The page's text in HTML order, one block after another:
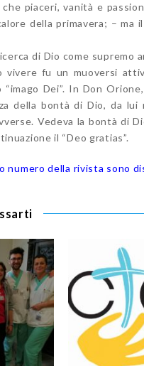
piaceri, vanità e
della primavera; – ma
di Dio come supremo
vivere fu un muoversi
“imago Dei”. In Don
della bontà di Dio, da
Vedeva la bontà di
il “Deo gratias”.
numero della rivista sono